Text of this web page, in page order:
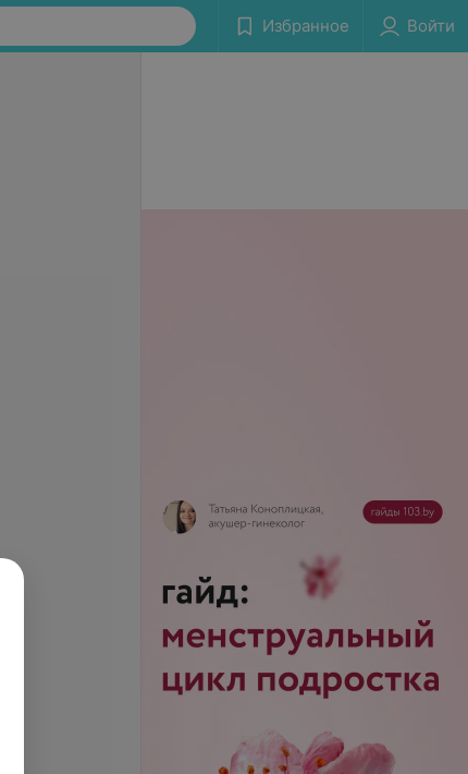
Избранное Войти